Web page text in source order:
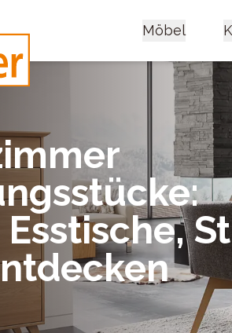
Möbel